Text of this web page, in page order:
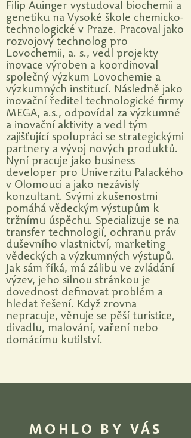
Filip Auinger vystudoval biochemii a
genetiku na Vysoké škole chemicko-
technologické v Praze. Pracoval jako
rozvojový technolog pro
Lovochemii, a. s., vedl projekty
inovace výroben a koordinoval
společný výzkum Lovochemie a
výzkumných institucí. Následně jako
inovační ředitel technologické firmy
MEGA, a.s., odpovídal za výzkumné
a inovační aktivity a vedl tým
zajišťující spolupráci se strategickými
partnery a vývoj nových produktů.
Nyní pracuje jako business
developer pro Univerzitu Palackého
v Olomouci a jako nezávislý
konzultant. Svými zkušenostmi
pomáhá vědeckým výstupům k
tržnímu úspěchu. Specializuje se na
transfer technologií, ochranu práv
duševního vlastnictví, marketing
vědeckých a výzkumných výstupů.
Jak sám říká, má zálibu ve zvládání
výzev, jeho silnou stránkou je
dovednost definovat problém a
hledat řešení. Když zrovna
nepracuje, věnuje se pěší turistice,
divadlu, malování, vaření nebo
domácímu kutilství.
MOHLO BY VÁS